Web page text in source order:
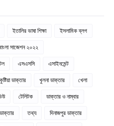
ইতালির ভাষা শিক্ষা
ইসলামিক ব্লগ
সাজেশন ২০২২
এসএসসি
এসাইনমেন্ট
কুষ্টিয়া ডাক্তার খুলনা ডাক্তার
খেলা
টেলিটক
ডাক্তার ও নাম্বার
তথ্য
দিনাজপুর ডাক্তার